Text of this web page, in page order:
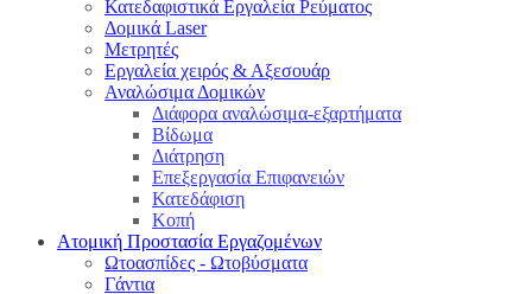
Κατεδαφιστικά Εργαλεία Ρεύματος
Δομικά Laser
Μετρητές
Εργαλεία χειρός & Αξεσουάρ
Αναλώσιμα Δομικών
Διάφορα αναλώσιμα-εξαρτήματα
Βίδωμα
Διάτρηση
Επεξεργασία Επιφανειών
Κατεδάφιση
Κοπή
Ατομική Προστασία Εργαζομένων
Ωτοασπίδες - Ωτοβύσματα
Γάντια